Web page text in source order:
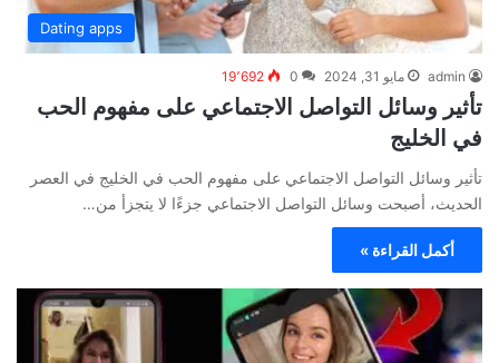
Dating apps
admin مايو 31, 2024 0 19٬692
تأثير وسائل التواصل الاجتماعي على مفهوم الحب
في الخليج
تأثير وسائل التواصل الاجتماعي على مفهوم الحب في الخليج في العصر
الحديث، أصبحت وسائل التواصل الاجتماعي جزءًا لا يتجزأ من…
أكمل القراءة »